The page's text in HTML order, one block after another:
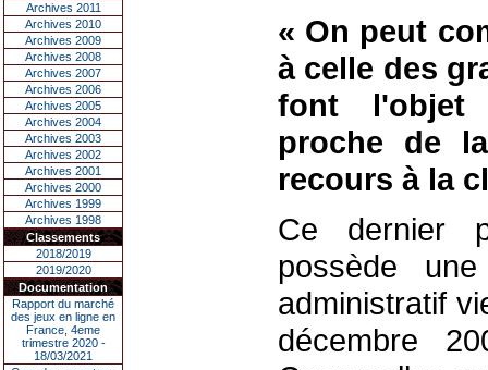
Archives 2011
Archives 2010
Archives 2009
Archives 2008
Archives 2007
Archives 2006
Archives 2005
Archives 2004
Archives 2003
Archives 2002
Archives 2001
Archives 2000
Archives 1999
Archives 1998
Classements
2018/2019
2019/2020
Documentation
Rapport du marché
des jeux en ligne en
France, 4eme
trimestre 2020 -
18/03/2021
« On peut
à celle des
font l'objet
proche de
recours à la
Ce dernier
possède
administratif
décembre